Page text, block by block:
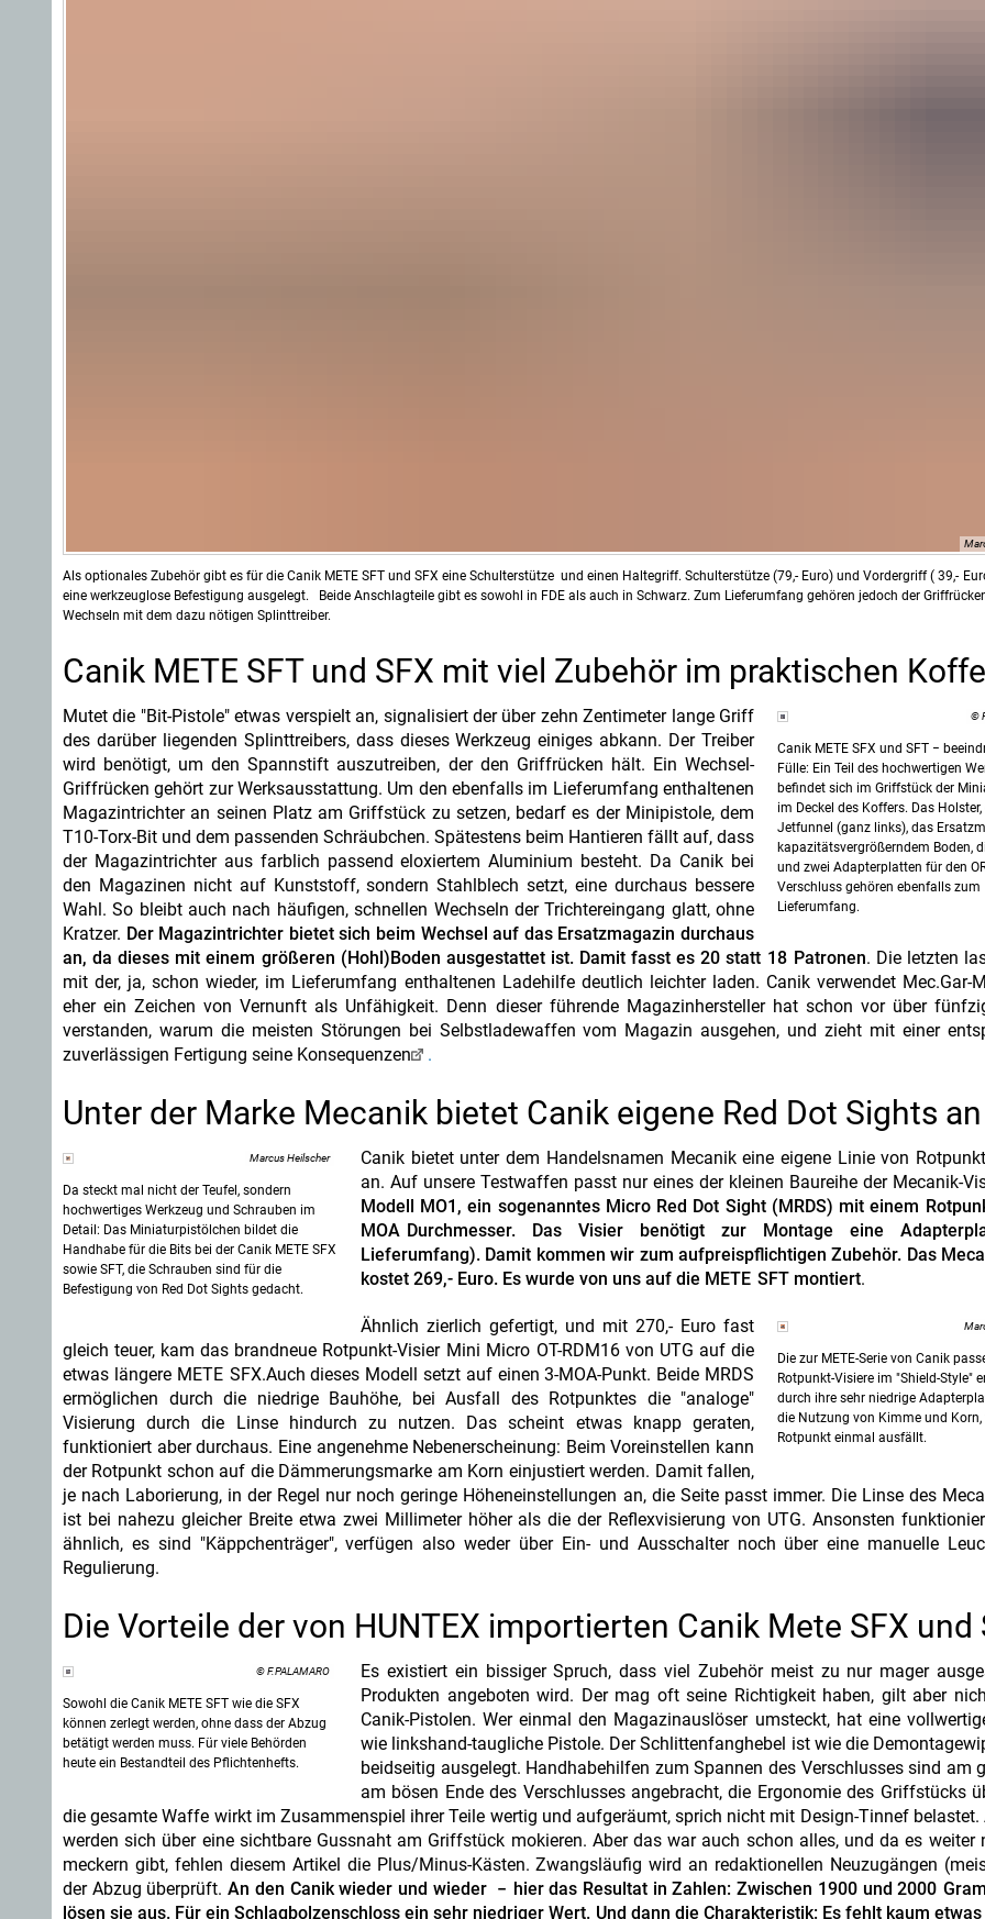
Als optionales Zubehör gibt es für die Canik METE SFT und SFX eine Schulterstütze und einen Haltegriff. Schulterstütze (79,- Euro) und Vordergriff ( 39,-
eine werkzeuglose Befestigung ausgelegt. Beide Anschlagteile gibt es sowohl in FDE als auch in Schwarz. Zum Lieferumfang gehören jedoch der
Wechseln mit dem dazu nötigen Splinttreiber.
Canik METE SFT und SFX mit viel Zubehör im praktischen
©
Canik METE SFX und SFT −
Fülle: Ein Teil des hochwertigen
befindet sich im Griffstück der
im Deckel des Koffers. Das Holster,
Jetfunnel (ganz links), das
kapazitätsvergrößerndem Boden,
und zwei Adapterplatten für den
Verschluss gehören ebenfalls zum
Lieferumfang.
Mutet die "Bit-Pistole" etwas verspielt an, signalisiert der über zehn Zentimeter lange Griff
des darüber liegenden Splinttreibers, dass dieses Werkzeug einiges abkann. Der Treiber
wird benötigt, um den Spannstift auszutreiben, der den Griffrücken hält. Ein Wechsel-
Griffrücken gehört zur Werksausstattung. Um den ebenfalls im Lieferumfang enthaltenen
Magazintrichter an seinen Platz am Griffstück zu setzen, bedarf es der Minipistole, dem
T10-Torx-Bit und dem passenden Schräubchen. Spätestens beim Hantieren fällt auf, dass
der Magazintrichter aus farblich passend eloxiertem Aluminium besteht. Da Canik bei
den Magazinen nicht auf Kunststoff, sondern Stahlblech setzt, eine durchaus bessere
Wahl. So bleibt auch nach häufigen, schnellen Wechseln der Trichtereingang glatt, ohne
Kratzer. Der Magazintrichter bietet sich beim Wechsel auf das Ersatzmagazin durchaus
an, da dieses mit einem größeren (Hohl)Boden ausgestattet ist. Damit fasst es 20 statt 18 Patronen. Die letzten
mit der, ja, schon wieder, im Lieferumfang enthaltenen Ladehilfe deutlich leichter laden. Canik verwendet Mec.Gar-
eher ein Zeichen von Vernunft als Unfähigkeit. Denn dieser führende Magazinhersteller hat schon vor über
verstanden, warum die meisten Störungen bei Selbstladewaffen vom Magazin ausgehen, und zieht mit einer
zuverlässigen Fertigung seine Konsequenzen
.
Unter der Marke Mecanik bietet Canik eigene Red Dot Sights an
Marcus Heilscher
Da steckt mal nicht der Teufel, sondern
hochwertiges Werkzeug und Schrauben im
Detail: Das Miniaturpistölchen bildet die
Handhabe für die Bits bei der Canik METE SFX
sowie SFT, die Schrauben sind für die
Befestigung von Red Dot Sights gedacht.
Canik bietet unter dem Handelsnamen Mecanik eine eigene Linie von
an. Auf unsere Testwaffen passt nur eines der kleinen Baureihe der Mecanik-
Modell MO1, ein sogenanntes Micro Red Dot Sight (MRDS) mit einem
MOA Durchmesser. Das Visier benötigt zur Montage eine
Lieferumfang). Damit kommen wir zum aufpreispflichtigen Zubehör. Das
kostet 269,- Euro. Es wurde von uns auf die METE SFT montiert.
Die zur METE-Serie von Canik
Rotpunkt-Visiere im "Shield-Style"
durch ihre sehr niedrige
die Nutzung von Kimme und Korn,
Rotpunkt einmal ausfällt.
Ähnlich zierlich gefertigt, und mit 270,- Euro fast
gleich teuer, kam das brandneue Rotpunkt-Visier Mini Micro OT-RDM16 von UTG auf die
etwas längere METE SFX.Auch dieses Modell setzt auf einen 3-MOA-Punkt. Beide MRDS
ermöglichen durch die niedrige Bauhöhe, bei Ausfall des Rotpunktes die "analoge"
Visierung durch die Linse hindurch zu nutzen. Das scheint etwas knapp geraten,
funktioniert aber durchaus. Eine angenehme Nebenerscheinung: Beim Voreinstellen kann
der Rotpunkt schon auf die Dämmerungsmarke am Korn einjustiert werden. Damit fallen,
je nach Laborierung, in der Regel nur noch geringe Höheneinstellungen an, die Seite passt immer. Die Linse des
ist bei nahezu gleicher Breite etwa zwei Millimeter höher als die der Reflexvisierung von UTG. Ansonsten
ähnlich, es sind "Käppchenträger", verfügen also weder über Ein- und Ausschalter noch über eine manuelle
Regulierung.
Die Vorteile der von HUNTEX importierten Canik Mete SFX und
© F.PALAMARO
Sowohl die Canik METE SFT wie die SFX
können zerlegt werden, ohne dass der Abzug
betätigt werden muss. Für viele Behörden
heute ein Bestandteil des Pflichtenhefts.
Es existiert ein bissiger Spruch, dass viel Zubehör meist zu nur mager
Produkten angeboten wird. Der mag oft seine Richtigkeit haben, gilt aber
Canik-Pistolen. Wer einmal den Magazinauslöser umsteckt, hat eine
wie linkshand-taugliche Pistole. Der Schlittenfanghebel ist wie die
beidseitig ausgelegt. Handhabehilfen zum Spannen des Verschlusses sind am
am bösen Ende des Verschlusses angebracht, die Ergonomie des Griffstücks
die gesamte Waffe wirkt im Zusammenspiel ihrer Teile wertig und aufgeräumt, sprich nicht mit Design-Tinnef belastet.
werden sich über eine sichtbare Gussnaht am Griffstück mokieren. Aber das war auch schon alles, und da es weiter
meckern gibt, fehlen diesem Artikel die Plus/Minus-Kästen. Zwangsläufig wird an redaktionellen Neuzugängen
der Abzug überprüft.An den Canik wieder und wieder − hier das Resultat in Zahlen: Zwischen 1900 und 2000
lösen sie aus. Für ein Schlagbolzenschloss ein sehr niedriger Wert. Und dann die Charakteristik: Es fehlt kaum